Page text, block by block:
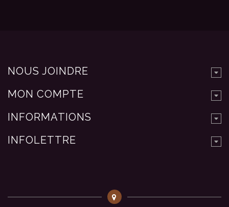
NOUS JOINDRE
MON COMPTE
INFORMATIONS
INFOLETTRE